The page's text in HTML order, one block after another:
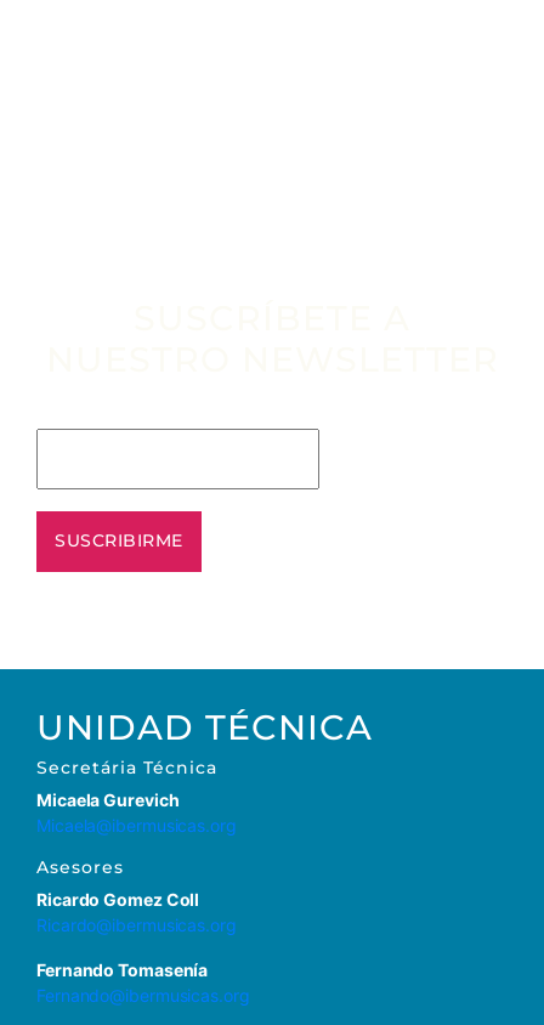
UNIDAD TÉCNICA
Secretária Técnica
Micaela Gurevich
Micaela@ibermusicas.org
Asesores
Ricardo Gomez Coll
Ricardo@ibermusicas.org
Fernando Tomasenía
Fernando@ibermusicas.org